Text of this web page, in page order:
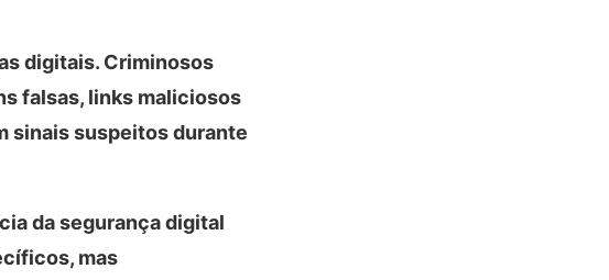
digitais. Criminosos
falsas, links maliciosos
sinais suspeitos durante
da segurança digital
mas